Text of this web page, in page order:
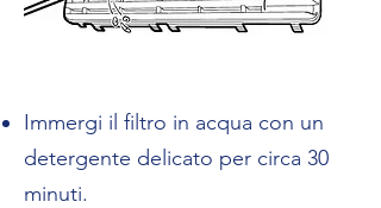
Immergi il filtro in acqua con un
detergente delicato per circa 30
minuti.